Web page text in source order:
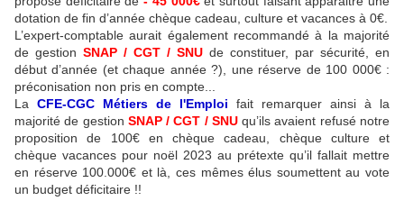
dotation de fin d’année chèque cadeau, culture et vacances à 0€.
L’expert-comptable aurait également recommandé à la majorité
de gestion SNAP / CGT / SNU de constituer, par sécurité, en
début d’année (et chaque année ?), une réserve de 100 000€ :
préconisation non pris en compte...
La CFE-CGC Métiers de l'Emploi fait remarquer ainsi à la
majorité de gestion SNAP / CGT / SNUqu’ils avaient refusé notre
proposition de 100€ en chèque cadeau, chèque culture et
chèque vacances pour noël 2023 au prétexte qu’il fallait mettre
en réserve 100.000€ et là, ces mêmes élus soumettent au vote
un budget déficitaire !!